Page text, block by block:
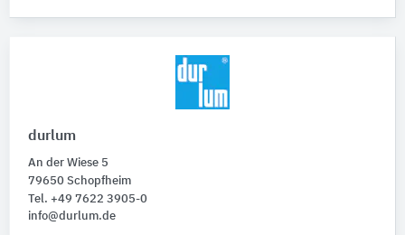
durlum
An der Wiese 5
79650 Schopfheim
Tel. +49 7622 3905-0
info@durlum.de